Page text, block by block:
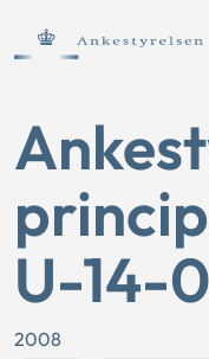
U-14-
2008